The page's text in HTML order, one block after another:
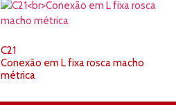
C21
Conexão em L fixa rosca macho
métrica